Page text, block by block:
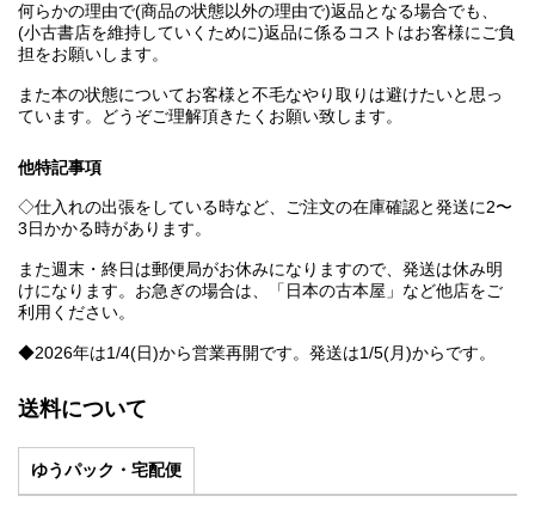
何らかの理由で(商品の状態以外の理由で)返品となる場合でも、
(小古書店を維持していくために)返品に係るコストはお客様にご負
担をお願いします。
また本の状態についてお客様と不毛なやり取りは避けたいと思っ
ています。どうぞご理解頂きたくお願い致します。
他特記事項
◇仕入れの出張をしている時など、ご注文の在庫確認と発送に2〜
3日かかる時があります。
また週末・終日は郵便局がお休みになりますので、発送は休み明
けになります。お急ぎの場合は、「日本の古本屋」など他店をご
利用ください。
◆2026年は1/4(日)から営業再開です。発送は1/5(月)からです。
送料について
ゆうパック・宅配便